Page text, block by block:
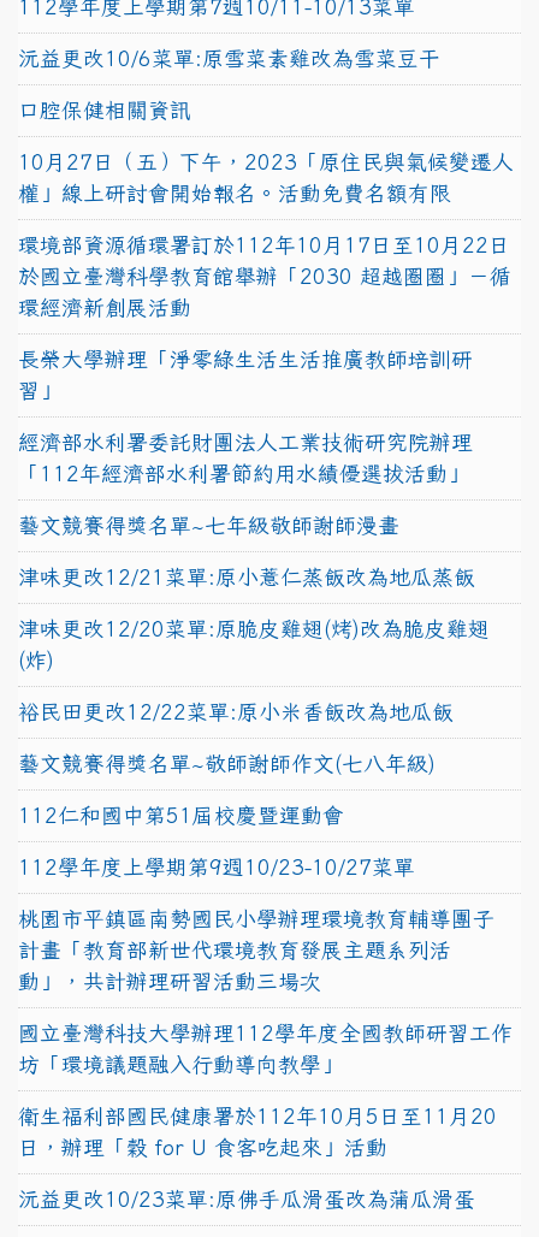
112學年度上學期第7週10/11-10/13菜單
沅益更改10/6菜單:原雪菜素雞改為雪菜豆干
口腔保健相關資訊
10月27日（五）下午，2023「原住民與氣候變遷人
權」線上研討會開始報名。活動免費名額有限
環境部資源循環署訂於112年10月17日至10月22日
於國立臺灣科學教育館舉辦「2030 超越圈圈」－循
環經濟新創展活動
長榮大學辦理「淨零綠生活生活推廣教師培訓研
習」
經濟部水利署委託財團法人工業技術研究院辦理
「112年經濟部水利署節約用水績優選拔活動」
藝文競賽得獎名單~七年級敬師謝師漫畫
津味更改12/21菜單:原小薏仁蒸飯改為地瓜蒸飯
津味更改12/20菜單:原脆皮雞翅(烤)改為脆皮雞翅
(炸)
裕民田更改12/22菜單:原小米香飯改為地瓜飯
藝文競賽得獎名單~敬師謝師作文(七八年級)
112仁和國中第51屆校慶暨運動會
112學年度上學期第9週10/23-10/27菜單
桃園市平鎮區南勢國民小學辦理環境教育輔導團子
計畫「教育部新世代環境教育發展主題系列活
動」，共計辦理研習活動三場次
國立臺灣科技大學辦理112學年度全國教師研習工作
坊「環境議題融入行動導向教學」
衛生福利部國民健康署於112年10月5日至11月20
日，辦理「穀 for U 食客吃起來」活動
沅益更改10/23菜單:原佛手瓜滑蛋改為蒲瓜滑蛋